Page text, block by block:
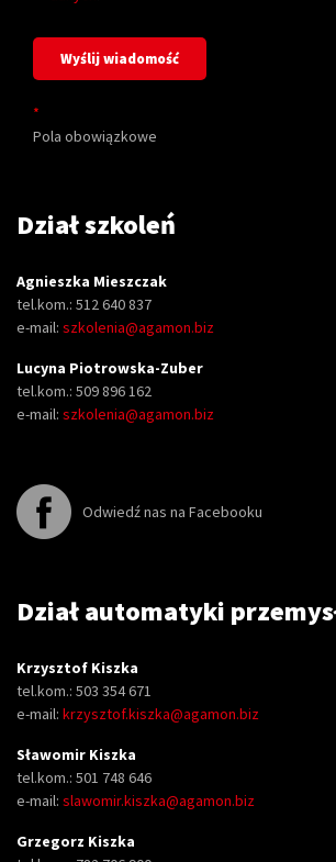
*
Pola obowiązkowe
Dział szkoleń
Agnieszka Mieszczak
tel.kom.: 512 640 837
e-mail: szkolenia@agamon.biz
Lucyna Piotrowska-Zuber
tel.kom.: 509 896 162
e-mail: szkolenia@agamon.biz
Odwiedź nas na Facebooku
Dział automatyki
Krzysztof Kiszka
tel.kom.: 503 354 671
e-mail: krzysztof.kiszka@agamon.biz
Sławomir Kiszka
tel.kom.: 501 748 646
e-mail: slawomir.kiszka@agamon.biz
Grzegorz Kiszka